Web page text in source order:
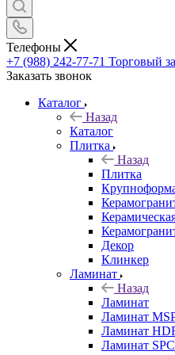
Телефоны
+7 (988) 242-77-71 Торговый
Заказать звонок
Каталог
Назад
Каталог
Плитка
Назад
Плитка
Декор
Клинкер
Ламинат
Назад
Ламинат
Ламинат
Ламинат
Ламинат SPC